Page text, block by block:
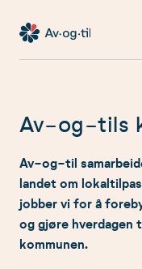
innhold
Av-
lokalt
Av-og-tils
Av-og-til
landet om
jobber vi for å
og gjøre hverdagen
kommunen.